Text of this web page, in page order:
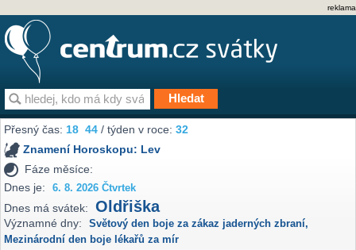
reklama
Přesný čas:18 44 / týden v roce:32
Znamení Horoskopu: Lev
Fáze měsíce:
Dnes je:
6. 8. 2026 Čtvrtek
Dnes má svátek: Oldřiška
Významné dny: Světový den boje za zákaz jaderných zbraní,
Mezinárodní den boje lékařů za mír